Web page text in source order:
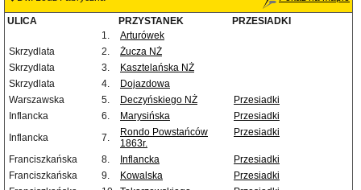
ULICA PRZYSTANEK
PRZESIADKI
1.
Arturówek
Skrzydlata
2.
Żucza NŻ
Skrzydlata
3.
Kasztelańska NŻ
Skrzydlata
4.
Dojazdowa
Warszawska
5. Deczyńskiego NŻ
Przesiadki
Inflancka
6. Marysińska
Przesiadki
Inflancka
7.
Rondo Powstańców
1863r.
Przesiadki
Franciszkańska 8. Inflancka
Przesiadki
Franciszkańska
9. Kowalska
Przesiadki